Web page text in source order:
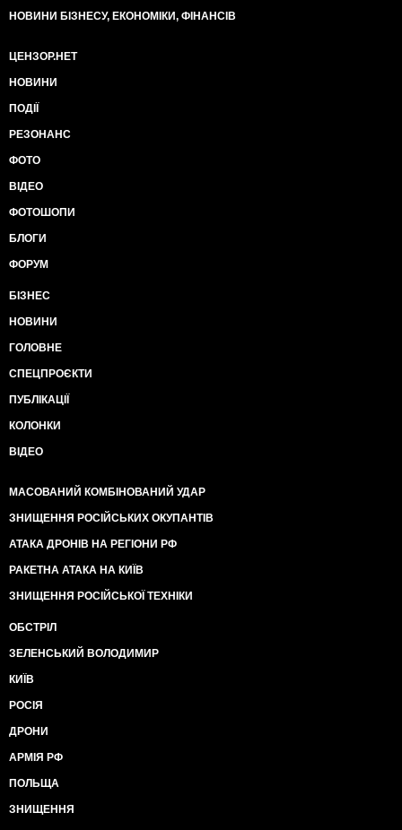
НОВИНИ БІЗНЕСУ, ЕКОНОМІКИ, ФІНАНСІВ
ЦЕНЗОР.НЕТ
НОВИНИ
ПОДІЇ
РЕЗОНАНС
ФОТО
ВІДЕО
ФОТОШОПИ
БЛОГИ
ФОРУМ
БІЗНЕС
НОВИНИ
ГОЛОВНЕ
СПЕЦПРОЄКТИ
ПУБЛІКАЦІЇ
КОЛОНКИ
ВІДЕО
МАСОВАНИЙ КОМБІНОВАНИЙ УДАР
ЗНИЩЕННЯ РОСІЙСЬКИХ ОКУПАНТІВ
АТАКА ДРОНІВ НА РЕГІОНИ РФ
РАКЕТНА АТАКА НА КИЇВ
ЗНИЩЕННЯ РОСІЙСЬКОЇ ТЕХНІКИ
ОБСТРІЛ
ЗЕЛЕНСЬКИЙ ВОЛОДИМИР
КИЇВ
РОСІЯ
ДРОНИ
АРМІЯ РФ
ПОЛЬЩА
ЗНИЩЕННЯ